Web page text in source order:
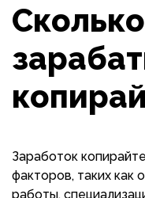
Сколько
Заработок
факторов, таких как
работы,